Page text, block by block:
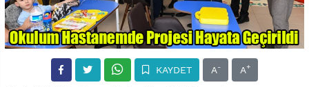
KAYDET A- A+